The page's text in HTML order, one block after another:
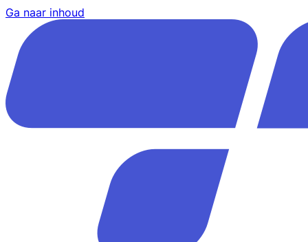
Ga naar inhoud